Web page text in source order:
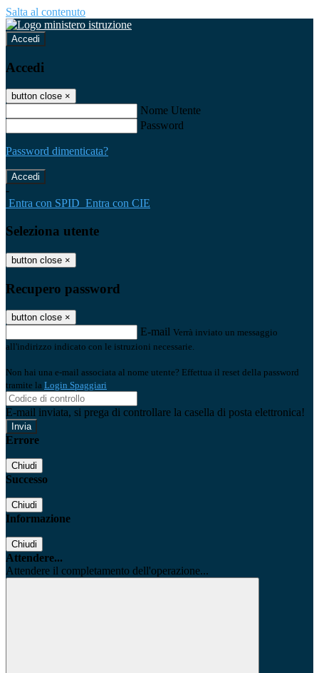
Salta al contenuto
Accedi
Accedi
button close ×
Nome Utente
Password
Password dimenticata?
-
Entra con SPID Entra con CIE
Seleziona utente
button close ×
Recupero password
button close ×
E-mail Verrà inviato un messaggio
all'indirizzo indicato con le istruzioni necessarie.
Non hai una e-mail associata al nome utente? Effettua il reset della password
tramite la Login Spaggiari
E-mail inviata, si prega di controllare la casella di posta elettronica!
Errore
Chiudi
Successo
Chiudi
Informazione
Chiudi
Attendere...
Attendere il completamento dell'operazione...